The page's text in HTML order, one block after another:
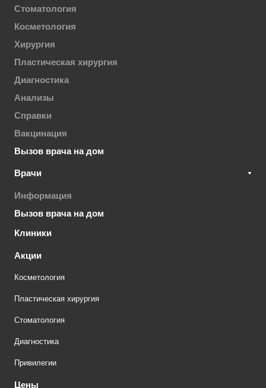
Стоматология
Косметология
Хирургия
Пластическая хирургия
Диагностика
Анализы
Справки
Вакцинация
Вызов врача на дом
Врачи
Информация
Вызов врача на дом
Клиники
Акции
Косметология
Пластическая хирургия
Стоматология
Диагностика
Привилегии
Цены